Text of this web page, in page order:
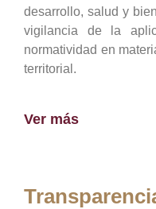
desarrollo, salud y
vigilancia de la
normatividad en
territorial.
Ver más